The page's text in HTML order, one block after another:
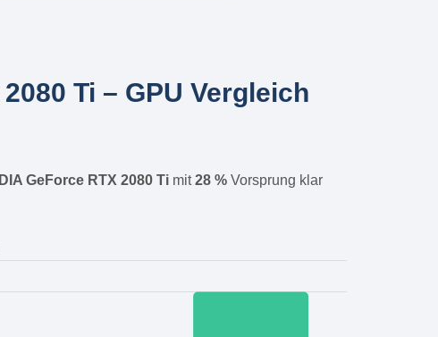
Ti – GPU Vergleich
GeForce RTX 2080 Ti mit28 % Vorsprung klar